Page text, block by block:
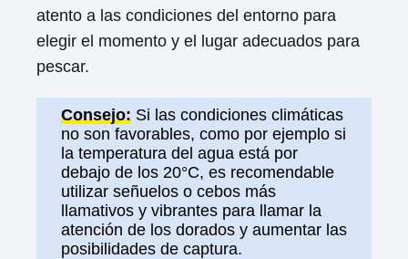
atento a las condiciones del entorno para
elegir el momento y el lugar adecuados para
pescar.
Consejo: Si las condiciones climáticas
no son favorables, como por ejemplo si
la temperatura del agua está por
debajo de los 20°C, es recomendable
utilizar señuelos o cebos más
llamativos y vibrantes para llamar la
atención de los dorados y aumentar las
posibilidades de captura.